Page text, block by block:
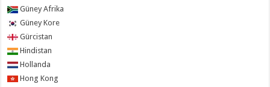
Güney Afrika
Güney Kore
Gürcistan
Hindistan
Hollanda
Hong Kong